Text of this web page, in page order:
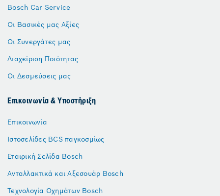
Bosch Car Service
Οι Βασικές μας Αξίες
Οι Συνεργάτες μας
Διαχείριση Ποιότητας
Οι Δεσμεύσεις μας
Επικοινωνία & Υποστήριξη
Επικοινωνία
Ιστοσελίδες BCS παγκοσμίως
Εταιρική Σελίδα Bosch
Ανταλλακτικά και Αξεσουάρ Bosch
Τεχνολογία Οχημάτων Bosch